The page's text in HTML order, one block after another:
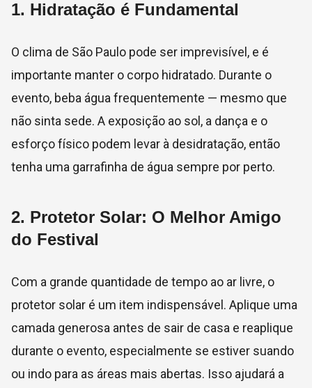
1. Hidratação é Fundamental
O clima de São Paulo pode ser imprevisível, e é
importante manter o corpo hidratado. Durante o
evento, beba água frequentemente — mesmo que
não sinta sede. A exposição ao sol, a dança e o
esforço físico podem levar à desidratação, então
tenha uma garrafinha de água sempre por perto.
2. Protetor Solar: O Melhor Amigo
do Festival
Com a grande quantidade de tempo ao ar livre, o
protetor solar é um item indispensável. Aplique uma
camada generosa antes de sair de casa e reaplique
durante o evento, especialmente se estiver suando
ou indo para as áreas mais abertas. Isso ajudará a